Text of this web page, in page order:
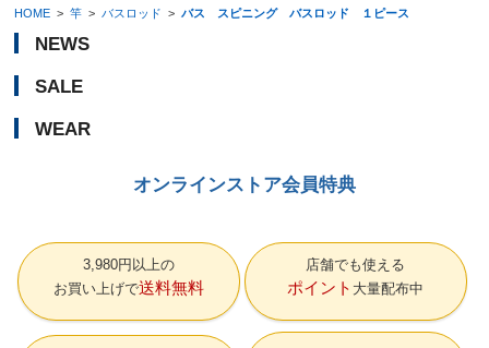
HOME > 竿 > バスロッド > バス スピニング バスロッド １ピース
NEWS
SALE
WEAR
オンラインストア会員特典
3,980円以上の
お買い上げで送料無料
店舗でも使える
ポイント 大量配布中